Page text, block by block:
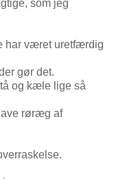
som jeg
har været uretfærdig
gør det.
og kæle lige så
røræg af